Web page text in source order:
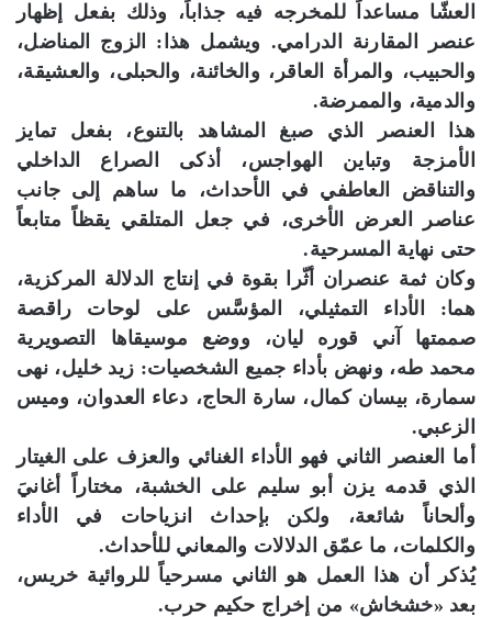
العشّا مساعداً للمخرجه فيه جذاباً، وذلك بفعل إظهار
عنصر المقارنة الدرامي. ويشمل هذا: الزوج المناضل،
والحبيب، والمرأة العاقر، والخائنة، والحبلى، والعشيقة،
والدمية، والممرضة.
هذا العنصر الذي صبغ المشاهد بالتنوع، بفعل تمايز
الأمزجة وتباين الهواجس، أذكى الصراع الداخلي
والتناقض العاطفي في الأحداث، ما ساهم إلى جانب
عناصر العرض الأخرى، في جعل المتلقي يقظاً متابعاً
حتى نهاية المسرحية.
وكان ثمة عنصران أثّرا بقوة في إنتاج الدلالة المركزية،
هما: الأداء التمثيلي، المؤسَّس على لوحات راقصة
صممتها آني قوره ليان، ووضع موسيقاها التصويرية
محمد طه، ونهض بأداء جميع الشخصيات: زيد خليل، نهى
سمارة، بيسان كمال، سارة الحاج، دعاء العدوان، وميس
الزعبي.
أما العنصر الثاني فهو الأداء الغنائي والعزف على الغيتار
الذي قدمه يزن أبو سليم على الخشبة، مختاراً أغانيَ
وألحاناً شائعة، ولكن بإحداث انزياحات في الأداء
والكلمات، ما عمّق الدلالات والمعاني للأحداث.
يُذكر أن هذا العمل هو الثاني مسرحياً للروائية خريس،
بعد «خشخاش» من إخراج حكيم حرب.